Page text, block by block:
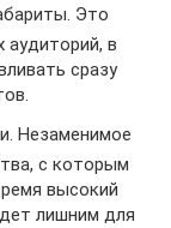
Это
аудиторий, в
сразу
Незаменимое
с которым
высокий
лишним для